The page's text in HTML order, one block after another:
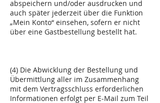
abspeichern und/oder ausdrucken und
auch später jederzeit über die Funktion
„Mein Konto“ einsehen, sofern er nicht
über eine Gastbestellung bestellt hat.
(4) Die Abwicklung der Bestellung und
Übermittlung aller im Zusammenhang
mit dem Vertragsschluss erforderlichen
Informationen erfolgt per E-Mail zum Teil